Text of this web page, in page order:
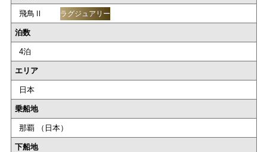
飛鳥Ⅱ ラグジュアリー
泊数
4泊
エリア
日本
乗船地
那覇 （日本）
下船地